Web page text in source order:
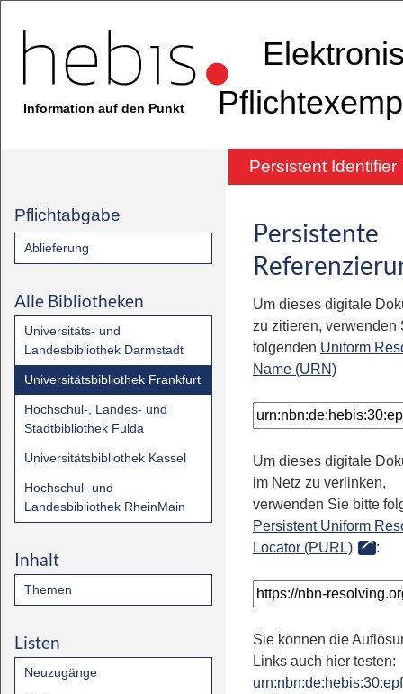
Information auf den Punkt
Persistent Identifier
Pflichtabgabe
Ablieferung
Alle Bibliotheken
Universitäts- und
Landesbibliothek Darmstadt
Universitätsbibliothek Frankfurt
Hochschul-, Landes- und
Stadtbibliothek Fulda
Universitätsbibliothek Kassel
Hochschul- und
Landesbibliothek RheinMain
Inhalt
Themen
Listen
Neuzugänge
Persistente
Um dieses digitale
zu zitieren, verwenden
folgenden Uniform
Name (URN)
Um dieses digitale
im Netz zu verlinken,
verwenden Sie bitte
Persistent Uniform
Locator (PURL)
:
Sie können die
Links auch hier testen: